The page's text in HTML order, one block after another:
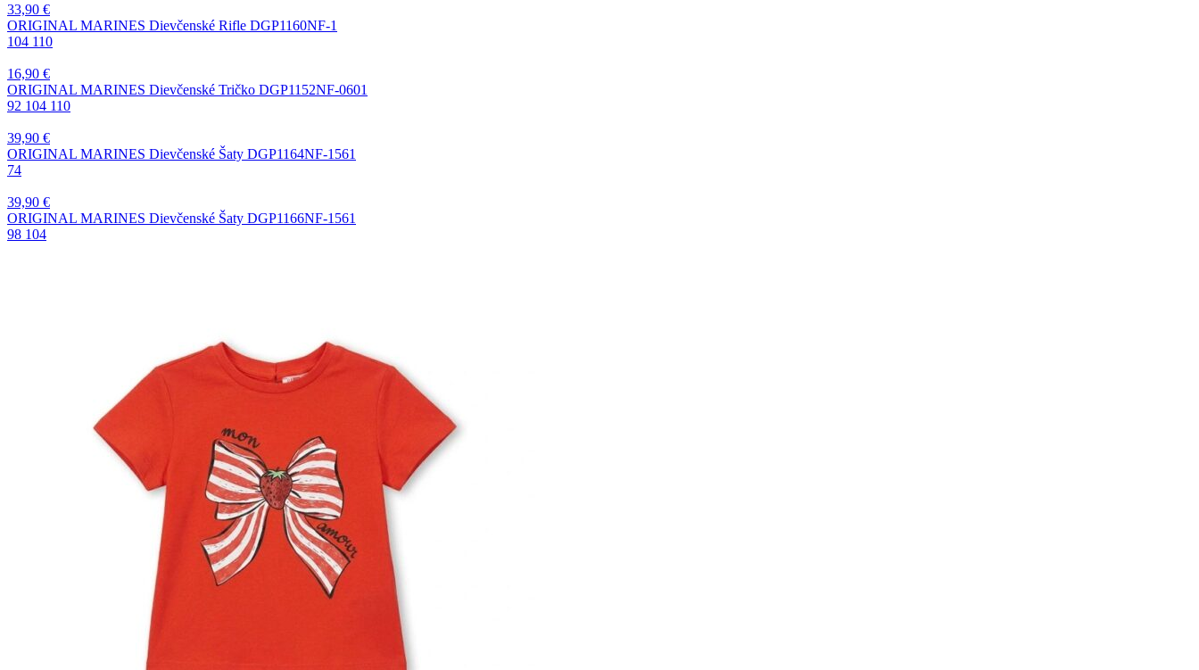
33,90 €
ORIGINAL MARINES Dievčenské Rifle DGP1160NF-1
104 110
16,90 €
ORIGINAL MARINES Dievčenské Tričko DGP1152NF-0601
92 104 110
39,90 €
ORIGINAL MARINES Dievčenské Šaty DGP1164NF-1561
74
39,90 €
ORIGINAL MARINES Dievčenské Šaty DGP1166NF-1561
98 104